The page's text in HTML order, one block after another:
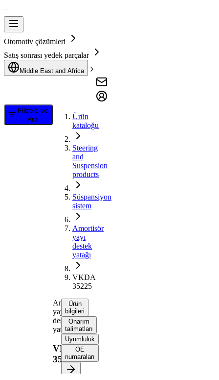
Otomotiv çözümleri
Satış sonrası yedek parçalar
Middle East and Africa
Filtrele ve
Ara
Ürün
kataloğu
Steering
and
Suspension
products
Süspansiyon
sistem
Amortisör
yayı
destek
yatağı
VKDA
35225
Amortisör
yayı
destek
yatağı
VKDA
35225
Ürün
bilgileri
Onarım
talimatları
Uyumluluk
OE
numaraları